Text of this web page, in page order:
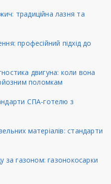
традиційна лазня та
професійний підхід до
двигуна: коли вона
поломкам
СПА-готелю з
матеріалів: стандарти
за газоном: газонокосарки